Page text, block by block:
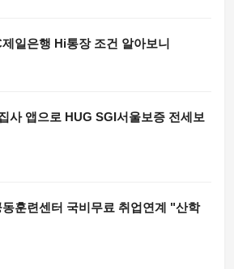
일은행 Hi통장 조건 알아보니
사 앱으로 HUG SGI서울보증 전세보
훈련센터 국비무료 취업연계 "산학